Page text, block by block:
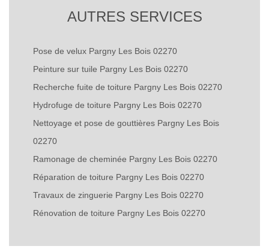
AUTRES SERVICES
Pose de velux Pargny Les Bois 02270
Peinture sur tuile Pargny Les Bois 02270
Recherche fuite de toiture Pargny Les Bois 02270
Hydrofuge de toiture Pargny Les Bois 02270
Nettoyage et pose de gouttières Pargny Les Bois
02270
Ramonage de cheminée Pargny Les Bois 02270
Réparation de toiture Pargny Les Bois 02270
Travaux de zinguerie Pargny Les Bois 02270
Rénovation de toiture Pargny Les Bois 02270